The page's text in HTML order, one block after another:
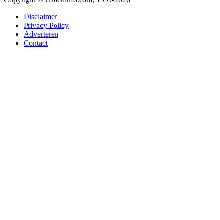
Disclaimer
Privacy Policy
Adverteren
Contact